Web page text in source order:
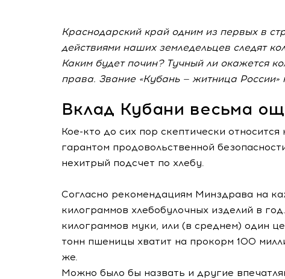
Краснодарский край одним из первых в
действиями наших земледельцев следят
Каким будет почин? Тучный ли окажется
права. Звание «Кубань — житница России»
Вклад Кубани весьма
Кое-кто до сих пор скептически
гарантом продовольственной
нехитрый подсчет по хлебу.
Согласно рекомендациям Минздрава на
килограммов хлебобулочных изделий в
килограммов муки, или (в среднем) один
тонн пшеницы хватит на прокорм 100
же.
Можно было бы назвать и другие